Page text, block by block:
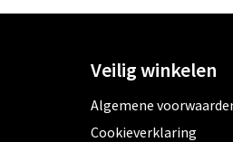
Veilig winkelen
Algemene
Cookieverklaring